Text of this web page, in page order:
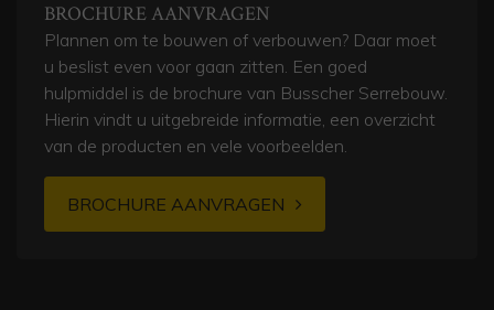
BROCHURE AANVRAGEN
Plannen om te bouwen of verbouwen? Daar moet
u beslist even voor gaan zitten. Een goed
hulpmiddel is de brochure van Busscher Serrebouw.
Hierin vindt u uitgebreide informatie, een overzicht
van de producten en vele voorbeelden.
BROCHURE AANVRAGEN